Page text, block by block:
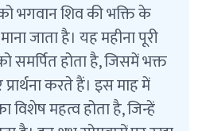
भगवान शिव की भक्ति के
जाता है। यह महीना पूरी
समर्पित होता है, जिसमें भक्त
करते हैं। इस माह में
महत्व होता है, जिन्हें